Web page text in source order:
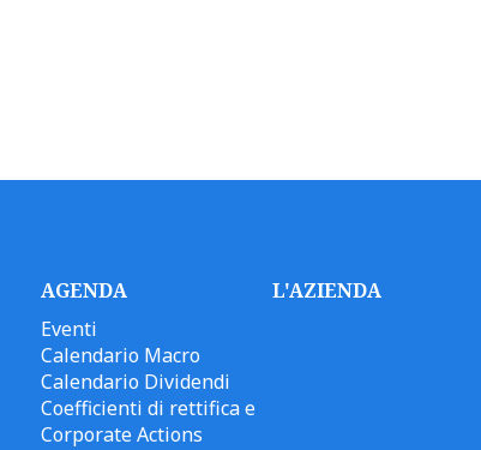
AGENDA
Eventi
Calendario Macro
Calendario Dividendi
Coefficienti di rettifica e
Corporate Actions
L'AZIENDA